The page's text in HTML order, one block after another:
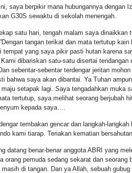
saya berpikir mana hubungannya dengan
G30S sewaktu di sekolah menengah.
satu hari, tengah malam saya dinaikkan
tangan terikat dan mata tertutup
tempat yang saya pikir pasti hutan karena
dibariskan satu-satu disertai
sebentar-sebentar terdengar jeritan
bahwa saya akan dibantai. Ya Tuhan
setapak lagi. Saya tengadahkan muka
tertutup, saya melihat seorang berjubah
kepada saya….
tembakan gencar dan langkah-
kami tiarap. Teriakan kematian
datang benar-benar anggota ABRI yang
orang pemuda sedang sekarat dan seorang
masih di tangan. Dan ya Allah, sebuah